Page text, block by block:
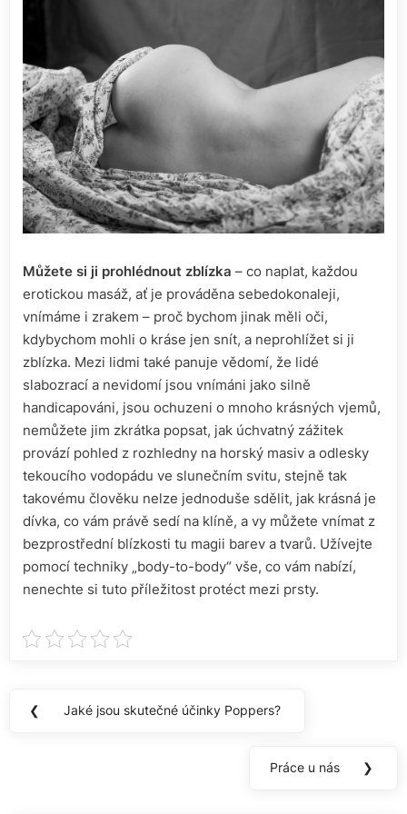
Můžete si ji prohlédnout zblízka – co naplat, každou
erotickou masáž, ať je prováděna sebedokonaleji,
vnímáme i zrakem – proč bychom jinak měli oči,
kdybychom mohli o kráse jen snít, a neprohlížet si ji
zblízka. Mezi lidmi také panuje vědomí, že lidé
slabozrací a nevidomí jsou vnímáni jako silně
handicapováni, jsou ochuzeni o mnoho krásných vjemů,
nemůžete jim zkrátka popsat, jak úchvatný zážitek
provází pohled z rozhledny na horský masiv a odlesky
tekoucího vodopádu ve slunečním svitu, stejně tak
takovému člověku nelze jednoduše sdělit, jak krásná je
dívka, co vám právě sedí na klíně, a vy můžete vnímat z
bezprostřední blízkosti tu magii barev a tvarů. Užívejte
pomocí techniky „body-to-body“ vše, co vám nabízí,
nenechte si tuto příležitost protéct mezi prsty.
Navigace
❮
Previous
Jaké jsou skutečné účinky Poppers?
Next
Práce u nás ❯